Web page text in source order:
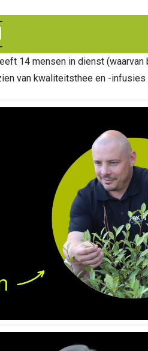
14 mensen in dienst
van kwaliteitsthee en -